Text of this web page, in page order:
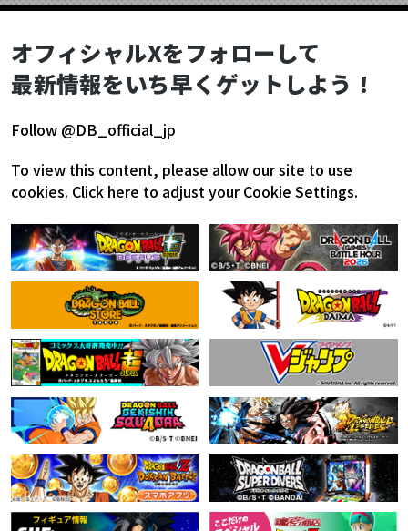
オフィシャルXをフォローして
最新情報をいち早くゲットしよう！
Follow @DB_official_jp
To view this content, please allow our site to use
cookies. Click here to adjust your Cookie Settings.